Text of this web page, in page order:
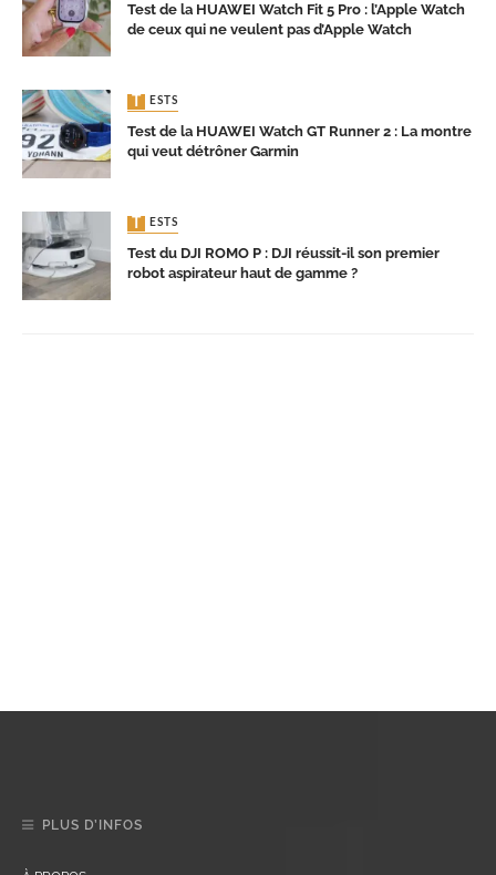
Test de la HUAWEI Watch Fit 5 Pro : l’Apple Watch
de ceux qui ne veulent pas d’Apple Watch
TESTS
Test de la HUAWEI Watch GT Runner 2 : La montre
qui veut détrôner Garmin
TESTS
Test du DJI ROMO P : DJI réussit-il son premier
robot aspirateur haut de gamme ?
PLUS D’INFOS